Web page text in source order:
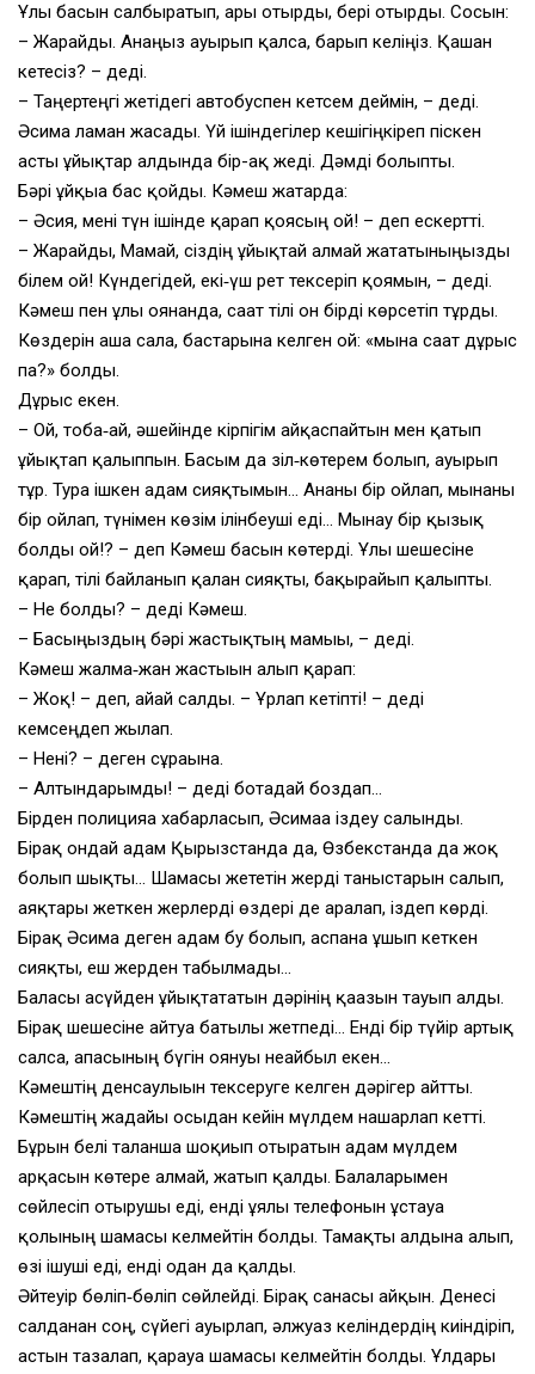
Ұлы басын салбыратып, ары отырды, бері отырды. Сосын:
– Жарайды. Анаңыз ауырып қалса, барып келіңіз. Қашан
кетесіз? – деді.
– Таңертеңгі жетідегі автобуспен кетсем деймін, – деді.
Әсима лағман жасады. Үй ішіндегілер кешігіңкіреп піскен
асты ұйықтар алдында бір-ақ жеді. Дәмді болыпты.
Бәрі ұйқыға бас қойды. Кәмеш жатарда:
– Әсия, мені түн ішінде қарап қоясың ғой! – деп ескертті.
– Жарайды, Мамай, сіздің ұйықтай алмай жататыныңызды
білем ғой! Күндегідей, екі‑үш рет тексеріп қоямын, – деді.
Кәмеш пен ұлы оянғанда, сағат тілі он бірді көрсетіп тұрды.
Көздерін аша сала, бастарына келген ой: «мына сағат дұрыс
па?» болды.
Дұрыс екен.
– Ой, тоба‑ай, әшейінде кірпігім айқаспайтын мен қатып
ұйықтап қалыппын. Басым да зіл‑көтерем болып, ауырып
тұр. Тура ішкен адам сияқтымын… Ананы бір ойлап, мынаны
бір ойлап, түнімен көзім ілінбеуші еді… Мынау бір қызық
болды ғой!? – деп Кәмеш басын көтерді. Ұлы шешесіне
қарап, тілі байланып қалған сияқты, бақырайып қалыпты.
– Не болды? – деді Кәмеш.
– Басыңыздың бәрі жастықтың мамығы, – деді.
Кәмеш жалма‑жан жастығын алып қарап:
– Жоқ! – деп, айғай салды. – Ұрлап кетіпті! – деді
кемсеңдеп жылап.
– Нені? – деген сұрағына.
– Алтындарымды! – деді ботадай боздап…
Бірден полицияға хабарласып, Әсимаға іздеу салынды.
Бірақ ондай адам Қырғызстанда да, Өзбекстанда да жоқ
болып шықты… Шамасы жететін жерді таныстарын салып,
аяқтары жеткен жерлерді өздері де аралап, іздеп көрді.
Бірақ Әсима деген адам бу болып, аспанға ұшып кеткен
сияқты, еш жерден табылмады…
Баласы асүйден ұйықтататын дәрінің қағазын тауып алды.
Бірақ шешесіне айтуға батылы жетпеді… Енді бір түйір артық
салса, апасының бүгін оянуы неғайбыл екен…
Кәмештің денсаулығын тексеруге келген дәрігер айтты.
Кәмештің жағдайы осыдан кейін мүлдем нашарлап кетті.
Бұрын белі талғанша шоқиып отыратын адам мүлдем
арқасын көтере алмай, жатып қалды. Балаларымен
сөйлесіп отырушы еді, енді ұялы телефонын ұстауға
қолының шамасы келмейтін болды. Тамақты алдына алып,
өзі ішуші еді, енді одан да қалды.
Әйтеуір бөліп‑бөліп сөйлейді. Бірақ санасы айқын. Денесі
салданған соң, сүйегі ауырлап, әлжуаз келіндердің киіндіріп,
астын тазалап, қарауға шамасы келмейтін болды. Ұлдары